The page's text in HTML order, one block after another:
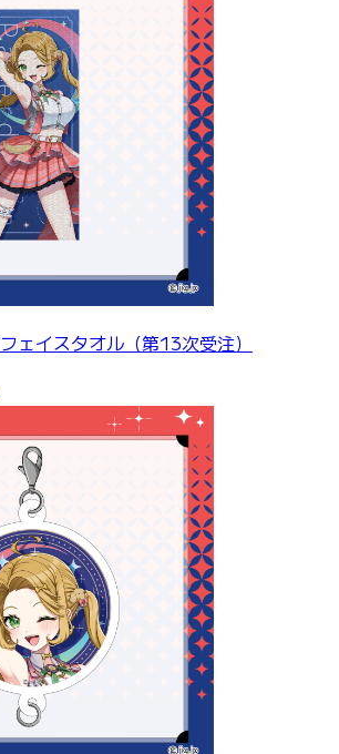
ェイスタオル（第13次受注）